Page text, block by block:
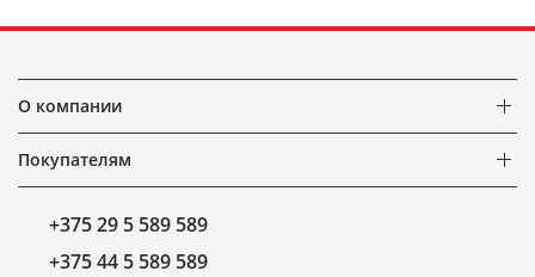
О компании
Покупателям
+375 29 5 589 589
+375 44 5 589 589